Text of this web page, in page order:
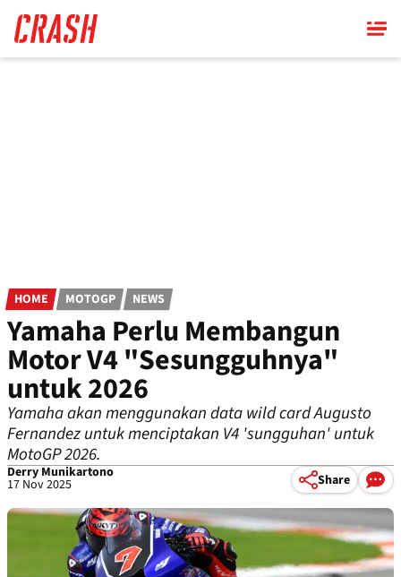
main
content
HOME MOTOGP NEWS
Yamaha Perlu Membangun
Motor V4 "Sesungguhnya"
untuk 2026
Yamaha akan menggunakan data wild card Augusto
Fernandez untuk menciptakan V4 'sungguhan' untuk
MotoGP 2026.
Derry Munikartono
17 Nov 2025 Share